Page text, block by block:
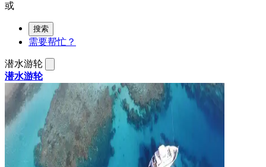
或
搜索
需要帮忙？
潜水游轮
潜水游轮